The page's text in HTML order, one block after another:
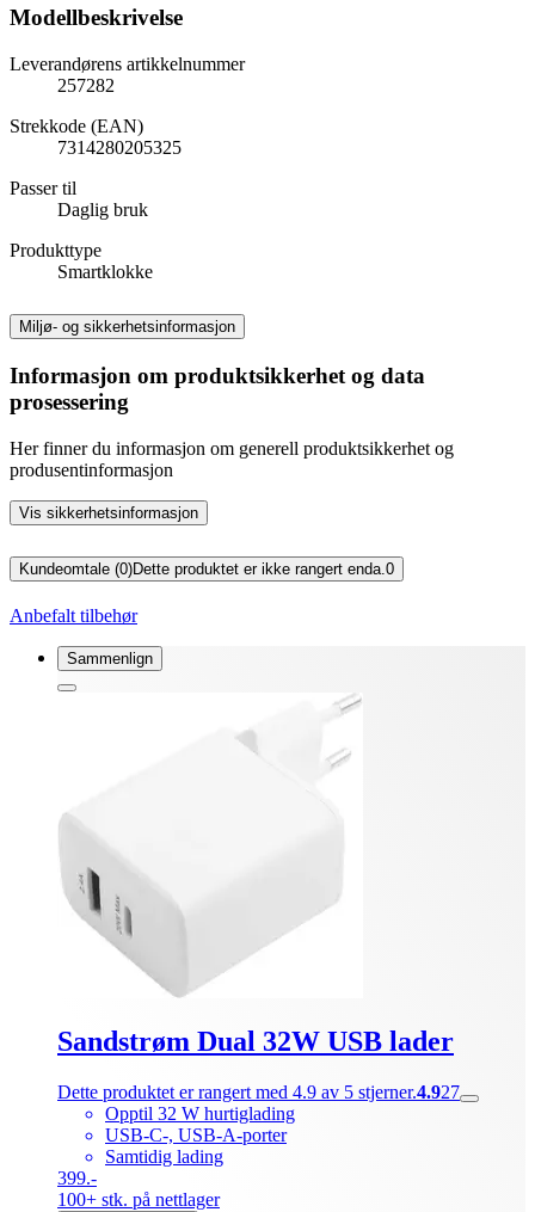
Modellbeskrivelse
Leverandørens artikkelnummer
257282
Strekkode (EAN)
7314280205325
Passer til
Daglig bruk
Produkttype
Smartklokke
Miljø- og sikkerhetsinformasjon
Informasjon om produktsikkerhet og data
prosessering
Her finner du informasjon om generell produktsikkerhet og
produsentinformasjon
Vis sikkerhetsinformasjon
Kundeomtale (0)Dette produktet er ikke rangert enda. 0
Anbefalt tilbehør
Sammenlign
Sandstrøm Dual 32W USB lader
Dette produktet er rangert med 4.9 av 5 stjerner.4.927
Opptil 32 W hurtiglading
USB-C-, USB-A-porter
Samtidig lading
399.-
100+ stk. på nettlager